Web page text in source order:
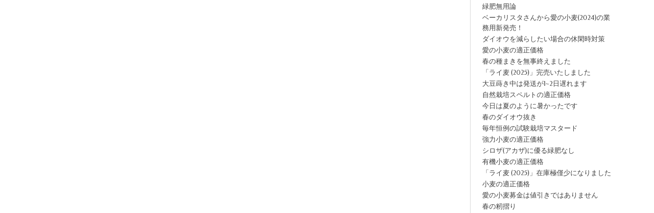
緑肥無用論
ベーカリスタさんから愛の小麦(2024)の業
務用新発売！
ダイオウを減らしたい場合の休閑時対策
愛の小麦の適正価格
春の種まきを無事終えました
「ライ麦 (2025)」完売いたしました
大豆蒔き中は発送が1~2日遅れます
自然栽培スペルトの適正価格
今日は夏のように暑かったです
春のダイオウ抜き
毎年恒例の試験栽培マスタード
強力小麦の適正価格
シロザ(アカザ)に優る緑肥なし
有機小麦の適正価格
「ライ麦 (2025)」在庫極僅少になりました
小麦の適正価格
愛の小麦募金は値引きではありません
春の籾摺り